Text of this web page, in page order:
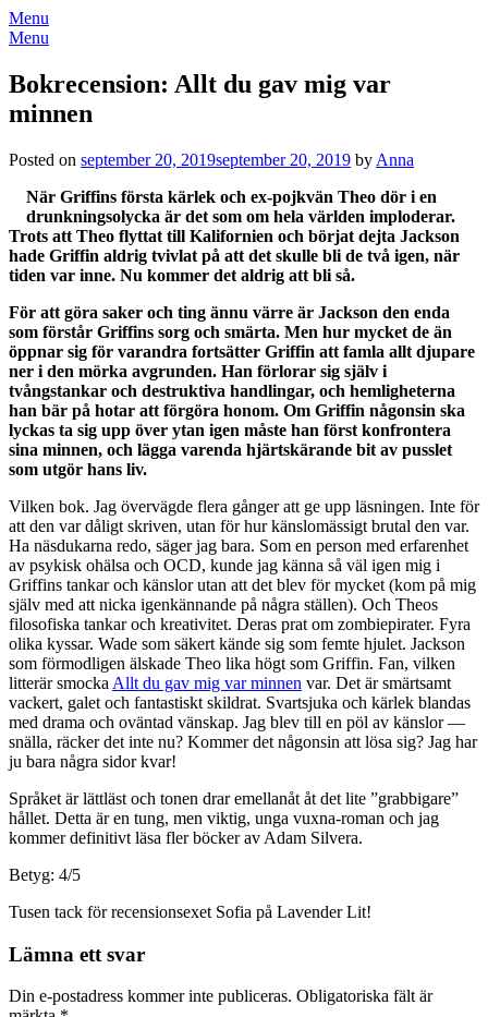
Menu
Menu
Bokrecension: Allt du gav mig var
minnen
Posted on september 20, 2019september 20, 2019 by Anna
När Griffins första kärlek och ex-pojkvän Theo dör i en
drunkningsolycka är det som om hela världen imploderar.
Trots att Theo flyttat till Kalifornien och börjat dejta Jackson
hade Griffin aldrig tvivlat på att det skulle bli de två igen, när
tiden var inne. Nu kommer det aldrig att bli så.
För att göra saker och ting ännu värre är Jackson den enda
som förstår Griffins sorg och smärta. Men hur mycket de än
öppnar sig för varandra fortsätter Griffin att famla allt djupare
ner i den mörka avgrunden. Han förlorar sig själv i
tvångstankar och destruktiva handlingar, och hemligheterna
han bär på hotar att förgöra honom. Om Griffin någonsin ska
lyckas ta sig upp över ytan igen måste han först konfrontera
sina minnen, och lägga varenda hjärtskärande bit av pusslet
som utgör hans liv.
Vilken bok. Jag övervägde flera gånger att ge upp läsningen. Inte för
att den var dåligt skriven, utan för hur känslomässigt brutal den var.
Ha näsdukarna redo, säger jag bara. Som en person med erfarenhet
av psykisk ohälsa och OCD, kunde jag känna så väl igen mig i
Griffins tankar och känslor utan att det blev för mycket (kom på mig
själv med att nicka igenkännande på några ställen). Och Theos
filosofiska tankar och kreativitet. Deras prat om zombiepirater. Fyra
olika kyssar. Wade som säkert kände sig som femte hjulet. Jackson
som förmodligen älskade Theo lika högt som Griffin. Fan, vilken
litterär smocka Allt du gav mig var minnen var. Det är smärtsamt
vackert, galet och fantastiskt skildrat. Svartsjuka och kärlek blandas
med drama och oväntad vänskap. Jag blev till en pöl av känslor —
snälla, räcker det inte nu? Kommer det någonsin att lösa sig? Jag har
ju bara några sidor kvar!
Språket är lättläst och tonen drar emellanåt åt det lite ”grabbigare”
hållet. Detta är en tung, men viktig, unga vuxna-roman och jag
kommer definitivt läsa fler böcker av Adam Silvera.
Betyg: 4/5
Tusen tack för recensionsexet Sofia på Lavender Lit!
Lämna ett svar
Din e-postadress kommer inte publiceras. Obligatoriska fält är